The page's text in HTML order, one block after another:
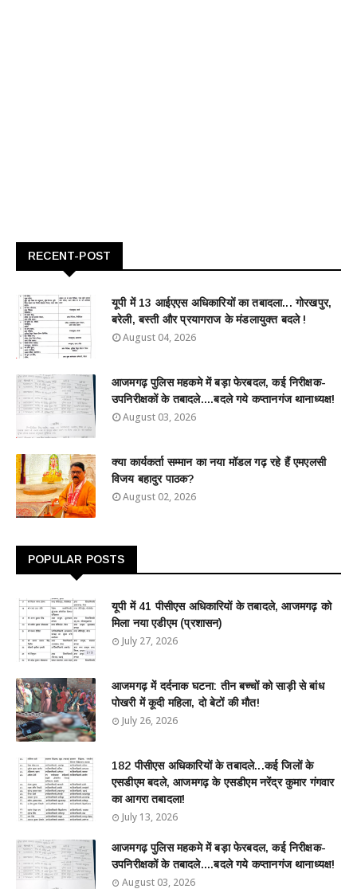
RECENT-POST
यूपी में 13 आईएएस अधिकारियों का तबादला... गोरखपुर,
बरेली, बस्ती और प्रयागराज के मंडलायुक्त बदले !
August 04, 2026
आजमगढ़ पुलिस महकमे में बड़ा फेरबदल, कई निरीक्षक-
उपनिरीक्षकों के तबादले....बदले गये कप्तानगंज थानाध्यक्ष!
August 03, 2026
क्या कार्यकर्ता सम्मान का नया मॉडल गढ़ रहे हैं एमएलसी
विजय बहादुर पाठक?
August 02, 2026
POPULAR POSTS
यूपी में 41 पीसीएस अधिकारियों के तबादले, आजमगढ़ को
मिला नया एडीएम (प्रशासन)
July 27, 2026
आजमगढ़ में दर्दनाक घटना: तीन बच्चों को साड़ी से बांध
पोखरी में कूदी महिला, दो बेटों की मौत!
July 26, 2026
182 पीसीएस अधिकारियों के तबादले...कई जिलों के
एसडीएम बदले, आजमगढ़ के एसडीएम नरेंद्र कुमार गंगवार
का आगरा तबादला!
July 13, 2026
आजमगढ़ पुलिस महकमे में बड़ा फेरबदल, कई निरीक्षक-
उपनिरीक्षकों के तबादले....बदले गये कप्तानगंज थानाध्यक्ष!
August 03, 2026